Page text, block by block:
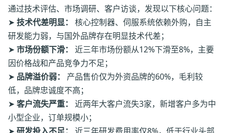
通过技术评估、市场调研、客户访谈，发现以下核心问题：
➤ 技术代差明显：
核心控制器、伺服系统依赖外购，自主
研发能力弱，与国外品牌存在明显技术代差；
➤ 市场份额下滑：
近三年市场份额从12%下滑至8%，主要
因价格战和产品竞争力不足；
➤ 品牌溢价弱：
产品售价仅为外资品牌的60%，毛利较
低，品牌忠诚度不高；
➤ 客户流失严重：
近两年大客户流失3家，新增客户多为中
小型企业，订单规模小；